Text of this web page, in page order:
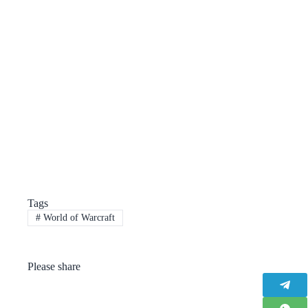
Tags
#World of Warcraft
Please share